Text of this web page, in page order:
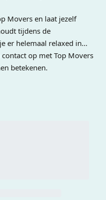
Movers en laat jezelf
tijdens de
er helemaal relaxed in…
op met Top Movers
betekenen.